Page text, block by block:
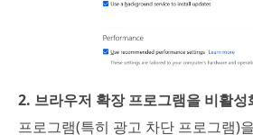
2. 브라우저 확장 프로그램을 비활성
프로그램(특히 광고 차단 프로그램)